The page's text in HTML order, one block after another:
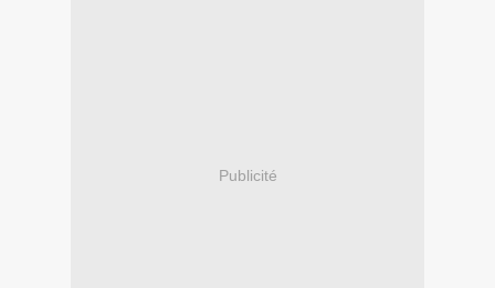
Publicité